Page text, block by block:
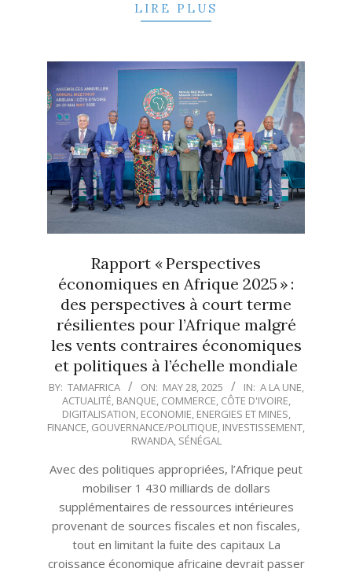
LIRE PLUS
Rapport « Perspectives
économiques en Afrique 2025 » :
des perspectives à court terme
résilientes pour l’Afrique malgré
les vents contraires économiques
et politiques à l’échelle mondiale
2025-
05-
28
BY: TAMAFRICA ON: MAY 28, 2025 IN: A LA UNE,
ACTUALITÉ, BANQUE, COMMERCE, CÔTE D'IVOIRE,
DIGITALISATION, ECONOMIE, ENERGIES ET MINES,
FINANCE, GOUVERNANCE/POLITIQUE, INVESTISSEMENT,
RWANDA, SÉNÉGAL
Avec des politiques appropriées, l’Afrique peut
mobiliser 1 430 milliards de dollars
supplémentaires de ressources intérieures
provenant de sources fiscales et non fiscales,
tout en limitant la fuite des capitaux La
croissance économique africaine devrait passer